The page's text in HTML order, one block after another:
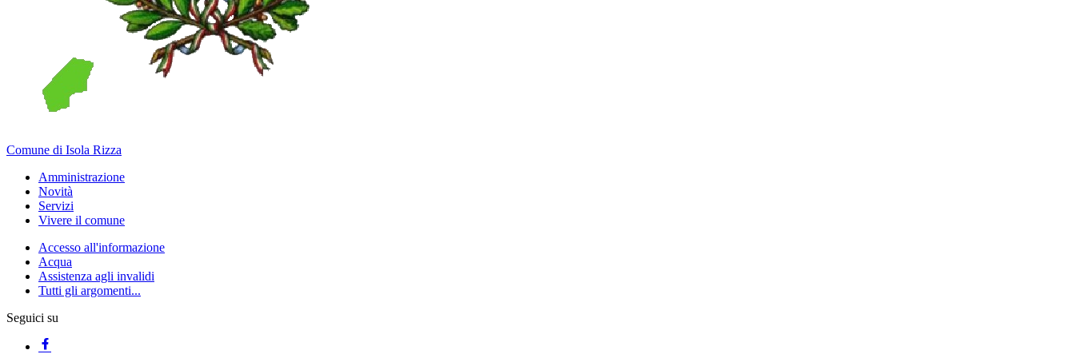
Comune di Isola Rizza
Amministrazione
Novità
Servizi
Vivere il comune
Accesso all'informazione
Acqua
Assistenza agli invalidi
Tutti gli argomenti...
Seguici su